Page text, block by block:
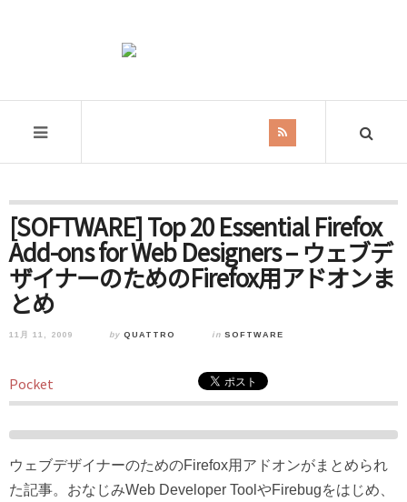
[SOFTWARE] Top 20 Essential Firefox
Add-ons for Web Designers – ウェブデ
ザイナーのためのFirefox用アドオンま
とめ
11月 11, 2009 by QUATTRO in SOFTWARE
Pocket
ウェブデザイナーのためのFirefox用アドオンがまとめられ
た記事。おなじみWeb Developer ToolやFirebugをはじめ、